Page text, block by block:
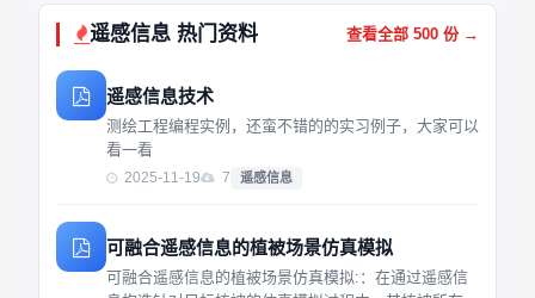
遥感信息 热门资料 查看全部 500 份 →
遥感信息技术
测绘工程编程实例，还蛮不错的的实习例子，大家可以
看一看
2025-11-19 7 遥感信息
可融合遥感信息的植被场景仿真模拟
可融合遥感信息的植被场景仿真模拟:：在通过遥感信